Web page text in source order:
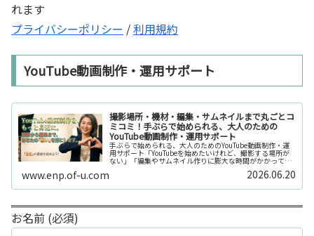
れます
プライバシーポリシー /利用規約
YouTube動画制作・運用サポート
撮影場所・機材・編集・サムネイルまで丸ごとコ
ミコミ！手ぶらで始められる、大人のための
YouTube動画制作・運用サポート
手ぶらで始められる、大人のためのYouTube動画制作・運
用サポート「YouTubeを始めたいけれど、撮影する場所が
ない」「編集やサムネイル作りに膨大な時間がかかって長
続きしない」「機材を揃えるだけで何万円もかかってしま
www.enp.of-u.com 2026.06.20
お名前 (必須)